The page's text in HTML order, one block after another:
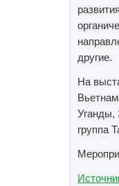
другие.
На
группа